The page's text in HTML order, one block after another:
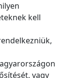
kell
vagy